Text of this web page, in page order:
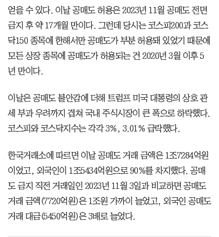
얻을 수 있다. 이날 공매도 허용은 2023년 11월 공매도 전면
금지 후 약 17개월 만이다. 그런데 당시는 코스피200과 코스
닥150 종목에 한해서만 공매도가 부분 허용돼 있었기 때문에
모든 상장 종목에 공매도가 허용되는 건 2020년 3월 이후 5
년 만이다.
이날은 공매도 불안감에 더해 트럼프 미국 대통령의 상호 관
세 부과 우려까지 겹쳐 국내 주식시장이 큰 폭으로 하락했다.
코스피와 코스닥지수는 각각 3%, 3.01% 급락했다.
한국거래소에 따르면 이날 공매도 거래 금액은 1조7284억원
이었고, 외국인이 1조5434억원으로 90%를 차지했다. 공매
도 금지 직전 거래일인 2023년 11월 3일과 비교하면 공매도
거래 금액(7720억원)은 1조원 가까이 늘었고, 외국인 공매도
거래 대금(5450억원)은 3배로 늘었다.